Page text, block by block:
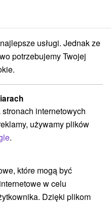
Uzdrowisko Bardejovské Kúpele
Bardejovské
Bardejov
UZDROWISKU
OPINIE
usługi. Jednak ze
potrzebujemy Twojej
internetowych
używamy plików
.
które mogą być
w celu
Dzięki plikom